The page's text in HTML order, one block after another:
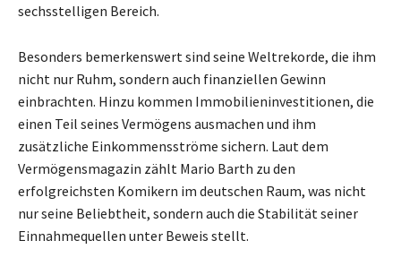
sechsstelligen Bereich.
Besonders bemerkenswert sind seine Weltrekorde, die ihm
nicht nur Ruhm, sondern auch finanziellen Gewinn
einbrachten. Hinzu kommen Immobilieninvestitionen, die
einen Teil seines Vermögens ausmachen und ihm
zusätzliche Einkommensströme sichern. Laut dem
Vermögensmagazin zählt Mario Barth zu den
erfolgreichsten Komikern im deutschen Raum, was nicht
nur seine Beliebtheit, sondern auch die Stabilität seiner
Einnahmequellen unter Beweis stellt.